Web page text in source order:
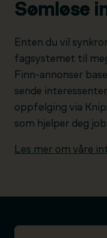
Sømløse
Enten du vil
fagsystemet til
Finn-annonser
sende
oppfølging via
som hjelper deg
Les mer om våre